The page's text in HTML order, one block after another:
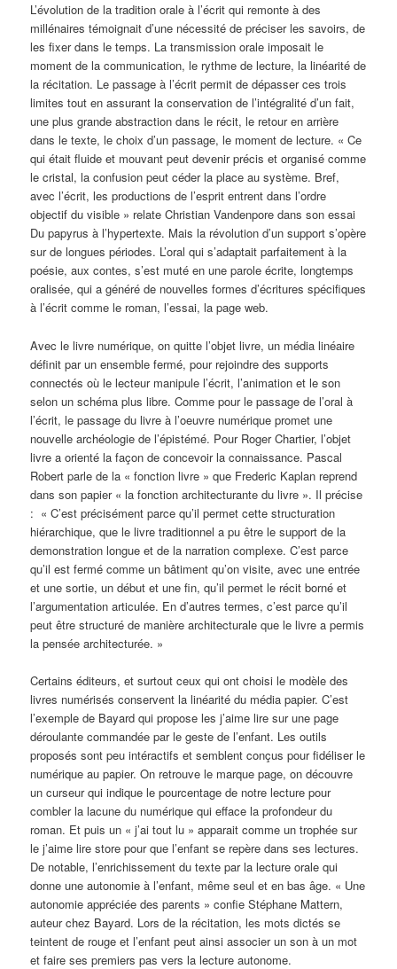
L’évolution de la tradition orale à l’écrit qui remonte à des
millénaires témoignait d’une nécessité de préciser les savoirs, de
les fixer dans le temps. La transmission orale imposait le
moment de la communication, le rythme de lecture, la linéarité de
la récitation. Le passage à l’écrit permit de dépasser ces trois
limites tout en assurant la conservation de l’intégralité d’un fait,
une plus grande abstraction dans le récit, le retour en arrière
dans le texte, le choix d’un passage, le moment de lecture. « Ce
qui était fluide et mouvant peut devenir précis et organisé comme
le cristal, la confusion peut céder la place au système. Bref,
avec l’écrit, les productions de l’esprit entrent dans l’ordre
objectif du visible » relate Christian Vandenpore dans son essai
Du papyrus à l’hypertexte. Mais la révolution d’un support s’opère
sur de longues périodes. L’oral qui s’adaptait parfaitement à la
poésie, aux contes, s’est muté en une parole écrite, longtemps
oralisée, qui a généré de nouvelles formes d’écritures spécifiques
à l’écrit comme le roman, l’essai, la page web.
Avec le livre numérique, on quitte l’objet livre, un média linéaire
définit par un ensemble fermé, pour rejoindre des supports
connectés où le lecteur manipule l’écrit, l’animation et le son
selon un schéma plus libre. Comme pour le passage de l’oral à
l’écrit, le passage du livre à l’oeuvre numérique promet une
nouvelle archéologie de l’épistémé. Pour Roger Chartier, l’objet
livre a orienté la façon de concevoir la connaissance. Pascal
Robert parle de la « fonction livre » que Frederic Kaplan reprend
dans son papier « la fonction architecturante du livre ». Il précise
: « C’est précisément parce qu’il permet cette structuration
hiérarchique, que le livre traditionnel a pu être le support de la
demonstration longue et de la narration complexe. C’est parce
qu’il est fermé comme un bâtiment qu’on visite, avec une entrée
et une sortie, un début et une fin, qu’il permet le récit borné et
l’argumentation articulée. En d’autres termes, c’est parce qu’il
peut être structuré de manière architecturale que le livre a permis
la pensée architecturée. »
Certains éditeurs, et surtout ceux qui ont choisi le modèle des
livres numérisés conservent la linéarité du média papier. C’est
l’exemple de Bayard qui propose les j’aime lire sur une page
déroulante commandée par le geste de l’enfant. Les outils
proposés sont peu intéractifs et semblent conçus pour fidéliser le
numérique au papier. On retrouve le marque page, on découvre
un curseur qui indique le pourcentage de notre lecture pour
combler la lacune du numérique qui efface la profondeur du
roman. Et puis un « j’ai tout lu » apparait comme un trophée sur
le j’aime lire store pour que l’enfant se repère dans ses lectures.
De notable, l’enrichissement du texte par la lecture orale qui
donne une autonomie à l’enfant, même seul et en bas âge. « Une
autonomie appréciée des parents » confie Stéphane Mattern,
auteur chez Bayard. Lors de la récitation, les mots dictés se
teintent de rouge et l’enfant peut ainsi associer un son à un mot
et faire ses premiers pas vers la lecture autonome.